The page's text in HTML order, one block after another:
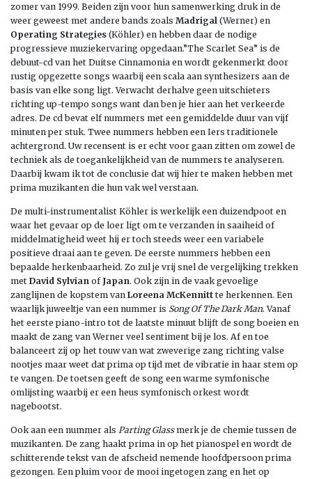
zomer van 1999. Beiden zijn voor hun samenwerking druk in de
weer geweest met andere bands zoals Madrigal (Werner) en
Operating Strategies (Köhler) en hebben daar de nodige
progressieve muziekervaring opgedaan.”The Scarlet Sea” is de
debuut-cd van het Duitse Cinnamonia en wordt gekenmerkt door
rustig opgezette songs waarbij een scala aan synthesizers aan de
basis van elke song ligt. Verwacht derhalve geen uitschieters
richting up-tempo songs want dan ben je hier aan het verkeerde
adres. De cd bevat elf nummers met een gemiddelde duur van vijf
minuten per stuk. Twee nummers hebben een Iers traditionele
achtergrond. Uw recensent is er echt voor gaan zitten om zowel de
techniek als de toegankelijkheid van de nummers te analyseren.
Daarbij kwam ik tot de conclusie dat wij hier te maken hebben met
prima muzikanten die hun vak wel verstaan.
De multi-instrumentalist Köhler is werkelijk een duizendpoot en
waar het gevaar op de loer ligt om te verzanden in saaiheid of
middelmatigheid weet hij er toch steeds weer een variabele
positieve draai aan te geven. De eerste nummers hebben een
bepaalde herkenbaarheid. Zo zul je vrij snel de vergelijking trekken
met David Sylvian of Japan. Ook zijn in de vaak gevoelige
zanglijnen de kopstem van Loreena McKennitt te herkennen. Een
waarlijk juweeltje van een nummer is Song Of The Dark Man. Vanaf
het eerste piano-intro tot de laatste minuut blijft de song boeien en
maakt de zang van Werner veel sentiment bij je los. Af en toe
balanceert zij op het touw van wat zweverige zang richting valse
nootjes maar weet dat prima op tijd met de vibratie in haar stem op
te vangen. De toetsen geeft de song een warme symfonische
omlijsting waarbij er een heus symfonisch orkest wordt
nagebootst.
Ook aan een nummer als Parting Glass merk je de chemie tussen de
muzikanten. De zang haakt prima in op het pianospel en wordt de
schitterende tekst van de afscheid nemende hoofdpersoon prima
gezongen. Een pluim voor de mooi ingetogen zang en het op